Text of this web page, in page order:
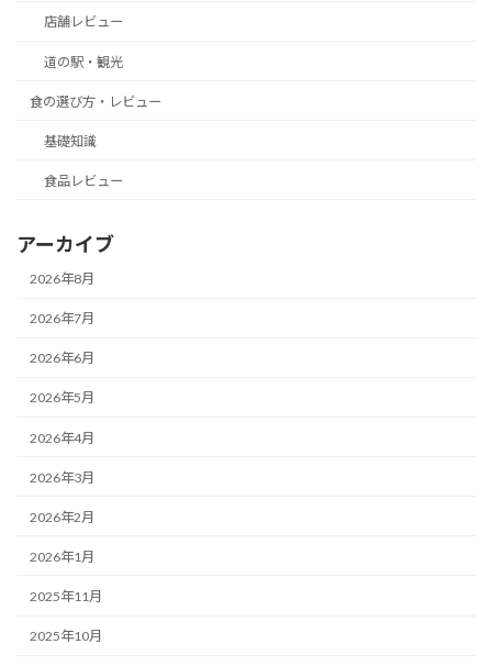
店舗レビュー
道の駅・観光
食の選び方・レビュー
基礎知識
食品レビュー
アーカイブ
2026年8月
2026年7月
2026年6月
2026年5月
2026年4月
2026年3月
2026年2月
2026年1月
2025年11月
2025年10月